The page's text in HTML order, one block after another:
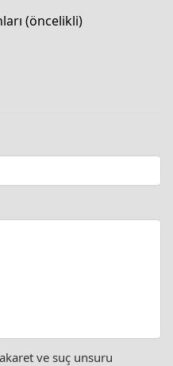
(öncelikli)
ve suç unsuru